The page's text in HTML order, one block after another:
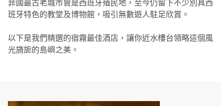
菲國最古老城市曾是西班牙殖民地，至今仍留下不少別具西
班牙特色的教堂及博物館，吸引無數遊人駐足欣賞。
以下是我們精選的宿霧最佳酒店，讓你近水樓台領略這個風
光旖旎的島嶼之美。